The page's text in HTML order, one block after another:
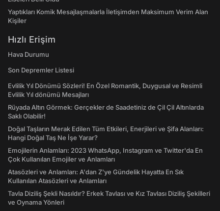
Yaptıkları Komik Mesajlaşmalarla İletişimden Maksimum Verim Alan
Kişiler
Hızlı Erişim
Hava Durumu
Son Depremler Listesi
Evlilik Yıl Dönümü Sözleri! En Özel Romantik, Duygusal ve Resimli
Evlilik Yıl dönümü Mesajları
Rüyada Altın Görmek: Gerçekler de Saadetiniz de Çil Çil Altınlarda
Saklı Olabilir!
Doğal Taşların Merak Edilen Tüm Etkileri, Enerjileri ve Şifa Alanları:
Hangi Doğal Taş Ne İşe Yarar?
Emojilerin Anlamları: 2023 WhatsApp, Instagram ve Twitter'da En
Çok Kullanılan Emojiler ve Anlamları
Atasözleri ve Anlamları: A'dan Z'ye Gündelik Hayatta En Sık
Kullanılan Atasözleri ve Anlamları
Tavla Diziliş Şekli Nasıldır? Erkek Tavlası ve Kız Tavlası Diziliş Şekilleri
ve Oynama Yönleri